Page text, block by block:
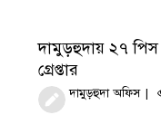
দামুড়হুদায় ২৭ পিস
গ্রেপ্তার
দামুড়হুদা অফিস